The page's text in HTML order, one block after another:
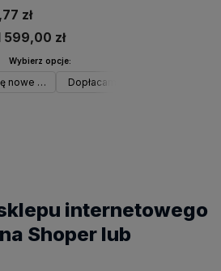
zł
599,00 zł
Wybierz opcje:
nowe Aktualizacje PLUSDopłacam różnicę pomiędzy
internetowego
Shoper lub